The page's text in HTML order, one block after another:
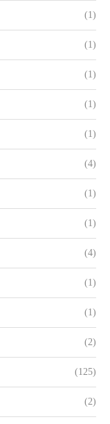
(1)
(1)
(1)
(1)
(1)
(4)
(1)
(1)
(4)
(1)
(1)
(2)
(125)
(2)